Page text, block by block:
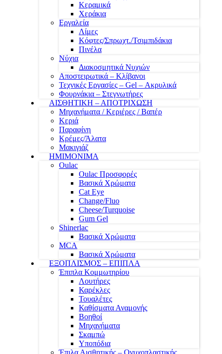
Κεραμικά
Χεράκια
Εργαλεία
Λίμες
Κόφτες/Σπρωχτ./Τσιμπιδάκια
Πινέλα
Νύχια
Διακοσμητικά Νυχιών
Αποστειρωτικά – Κλίβανοι
Τεχνικές Εργασίες – Gel – Ακρυλικά
Φουρνάκια – Στεγνωτήρες
ΑΙΣΘΗΤΙΚΗ – ΑΠΟΤΡΙΧΩΣΗ
Μηχανήματα / Κεριέρες / Βαπέρ
Κεριά
Παραφίνη
Κρέμες/Άλατα
Μακιγιάζ
ΗΜΙΜΟΝΙΜΑ
Oulac
Oulac Προσφορές
Βασικά Χρώματα
Cat Eye
Change/Fluo
Cheese/Turquoise
Gum Gel
Shinerlac
Βασικά Χρώματα
MCA
Βασικά Χρώματα
ΕΞΟΠΛΙΣΜΟΣ – ΕΠΙΠΛΑ
Έπιπλα Κομμωτηρίου
Λουτήρες
Καρέκλες
Τουαλέτες
Καθίσματα Αναμονής
Βοηθοί
Μηχανήματα
Σκαμπώ
Υποπόδια
Έπιλα Αισθητικής – Ονυχοπλαστικής